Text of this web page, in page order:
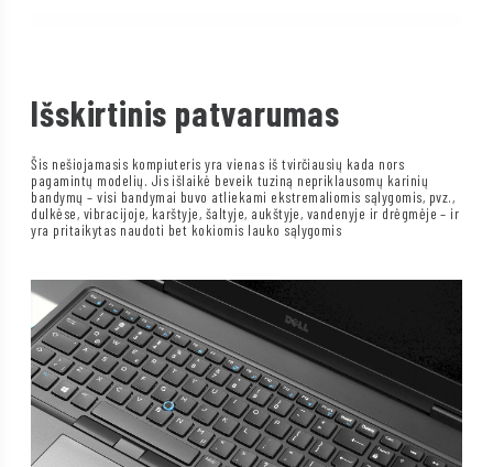
Išskirtinis patvarumas
Šis nešiojamasis kompiuteris yra vienas iš tvirčiausių kada nors
pagamintų modelių. Jis išlaikė beveik tuziną nepriklausomų karinių
bandymų – visi bandymai buvo atliekami ekstremaliomis sąlygomis, pvz.,
dulkėse, vibracijoje, karštyje, šaltyje, aukštyje, vandenyje ir drėgmėje – ir
yra pritaikytas naudoti bet kokiomis lauko sąlygomis